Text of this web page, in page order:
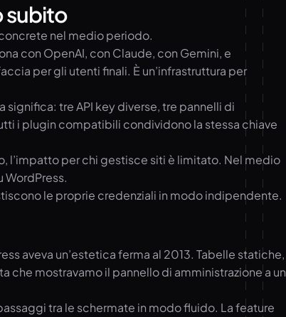
subito
nel medio periodo.
con OpenAI, con Claude, con Gemini, e
per gli utenti finali. È un’infrastruttura per
significa: tre API key diverse, tre pannelli di
i plugin compatibili condividono la stessa chiave
l’impatto per chi gestisce siti è limitato. Nel medio
le proprie credenziali in modo indipendente.
aveva un’estetica ferma al 2013. Tabelle statiche,
che mostravamo il pannello di amministrazione a un
tra le schermate in modo fluido. La feature